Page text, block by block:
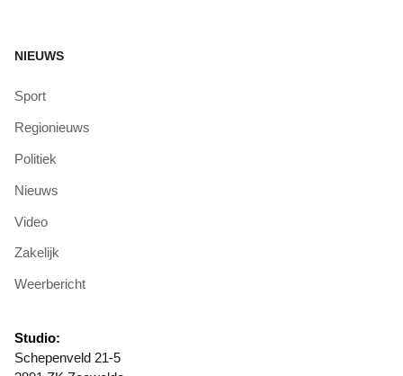
NIEUWS
Sport
Regionieuws
Politiek
Nieuws
Video
Zakelijk
Weerbericht
Studio:
Schepenveld 21-5